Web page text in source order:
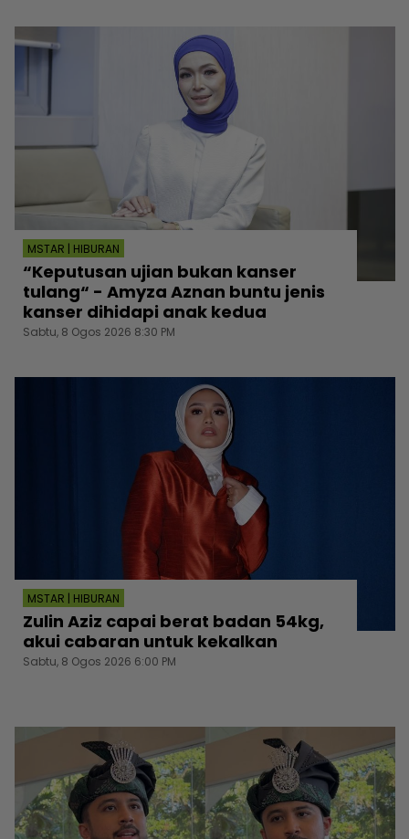
MSTAR | HIBURAN
“Keputusan ujian bukan kanser
tulang“ - Amyza Aznan buntu jenis
kanser dihidapi anak kedua
Sabtu, 8 Ogos 2026 8:30 PM
MSTAR | HIBURAN
Zulin Aziz capai berat badan 54kg,
akui cabaran untuk kekalkan
Sabtu, 8 Ogos 2026 6:00 PM